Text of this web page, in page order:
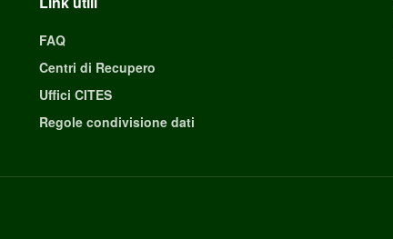
FAQ
Centri di Recupero
Uffici CITES
Regole condivisione dati